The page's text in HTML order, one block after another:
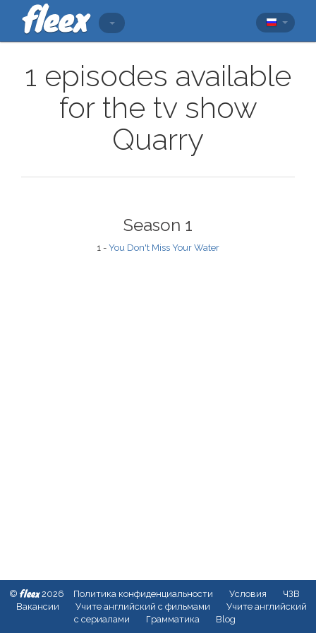
1 episodes available
for the tv show
Quarry
Season 1
1 - You Don't Miss Your Water
© fleex2026 Политика конфиденциальности Условия
ЧЗВ
Вакансии
Учите английский с фильмами
Учите английский
с сериалами
Грамматика Blog